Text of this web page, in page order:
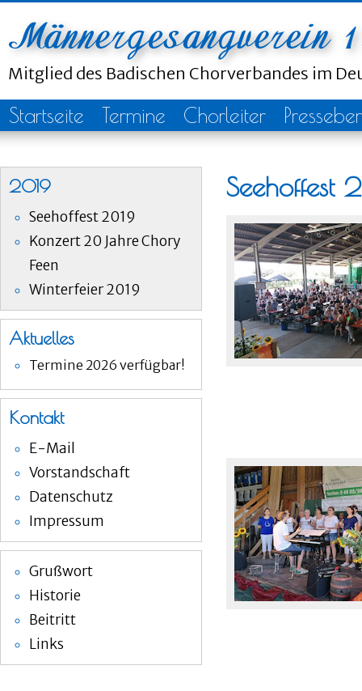
Mitglied des Badischen Chorverbandes im
Startseite Termine Chorleiter
2019
Seehoffest 2019
Konzert 20 Jahre Chory
Feen
Winterfeier 2019
Aktuelles
Termine 2026 verfügbar!
Kontakt
E-Mail
Vorstandschaft
Datenschutz
Impressum
Grußwort
Historie
Beitritt
Links
Seehoffest